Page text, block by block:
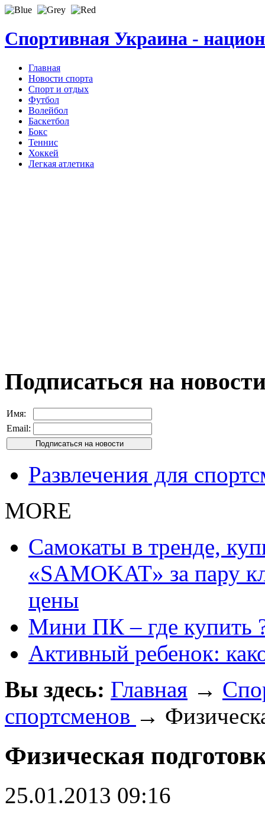
Спортивная Украина -
Главная
Новости спорта
Спорт и отдых
Футбол
Волейбол
Баскетбол
Бокс
Теннис
Хоккей
Легкая атлетика
Подписаться на
Имя:
Email:
Развлечения для
MORE
Самокаты в тренде,
«SAMOKAT» за пару
цены
Мини ПК – где купить
Активный ребенок:
Вы здесь: Главная →
спортсменов →
Физическая
25.01.2013 09:16